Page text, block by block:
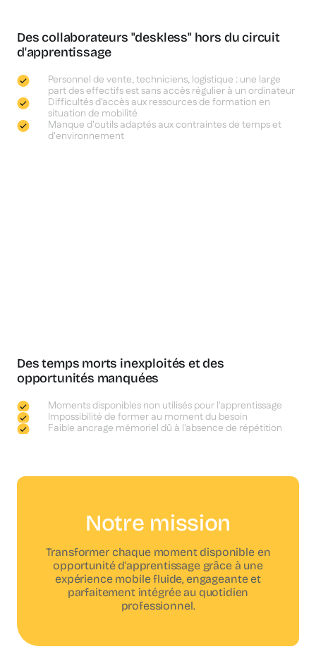
Des collaborateurs "deskless" hors du circuit
d'apprentissage
Personnel de vente, techniciens, logistique : une large
part des effectifs est sans accès régulier à un ordinateur
Difficultés d'accès aux ressources de formation en
situation de mobilité
Manque d'outils adaptés aux contraintes de temps et
d'environnement
Des temps morts inexploités et des
opportunités manquées
Moments disponibles non utilisés pour l'apprentissage
Impossibilité de former au moment du besoin
Faible ancrage mémoriel dû à l'absence de répétition
Notre mission
Transformer chaque moment disponible en
opportunité d'apprentissage grâce à une
expérience mobile fluide, engageante et
parfaitement intégrée au quotidien
professionnel.